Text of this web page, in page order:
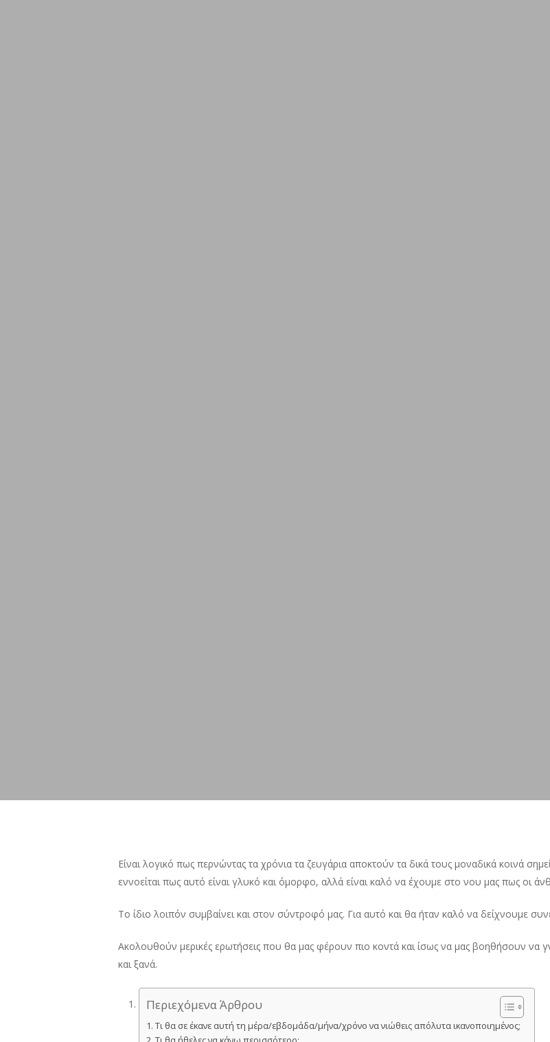
Είναι λογικό πως περνώντας τα χρόνια τα ζευγάρια αποκτούν τα δικά τους μοναδικά κοινά
εννοείται πως αυτό είναι γλυκό και όμορφο, αλλά είναι καλό να έχουμε στο νου μας πως οι
Το ίδιο λοιπόν συμβαίνει και στον σύντροφό μας. Για αυτό και θα ήταν καλό να δείχνουμε
Ακολουθούν μερικές ερωτήσεις που θα μας φέρουν πιο κοντά και ίσως να μας βοηθήσουν να
και ξανά.
Περιεχόμενα Άρθρου
Τι θα σε έκανε αυτή τη μέρα/εβδομάδα/μήνα/χρόνο να νιώθεις απόλυτα ικανοποιημένος;